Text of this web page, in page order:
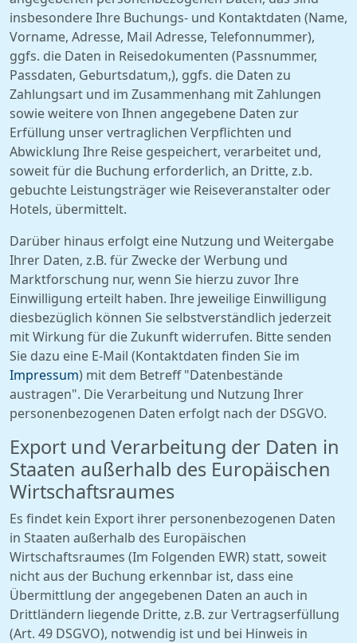
insbesondere Ihre Buchungs- und Kontaktdaten (Name,
Vorname, Adresse, Mail Adresse, Telefonnummer),
ggfs. die Daten in Reisedokumenten (Passnummer,
Passdaten, Geburtsdatum,), ggfs. die Daten zu
Zahlungsart und im Zusammenhang mit Zahlungen
sowie weitere von Ihnen angegebene Daten zur
Erfüllung unser vertraglichen Verpflichten und
Abwicklung Ihre Reise gespeichert, verarbeitet und,
soweit für die Buchung erforderlich, an Dritte, z.b.
gebuchte Leistungsträger wie Reiseveranstalter oder
Hotels, übermittelt.
Darüber hinaus erfolgt eine Nutzung und Weitergabe
Ihrer Daten, z.B. für Zwecke der Werbung und
Marktforschung nur, wenn Sie hierzu zuvor Ihre
Einwilligung erteilt haben. Ihre jeweilige Einwilligung
diesbezüglich können Sie selbstverständlich jederzeit
mit Wirkung für die Zukunft widerrufen. Bitte senden
Sie dazu eine E-Mail (Kontaktdaten finden Sie im
Impressum) mit dem Betreff "Datenbestände
austragen". Die Verarbeitung und Nutzung Ihrer
personenbezogenen Daten erfolgt nach der DSGVO.
Export und Verarbeitung der Daten in
Staaten außerhalb des Europäischen
Wirtschaftsraumes
Es findet kein Export ihrer personenbezogenen Daten
in Staaten außerhalb des Europäischen
Wirtschaftsraumes (Im Folgenden EWR) statt, soweit
nicht aus der Buchung erkennbar ist, dass eine
Übermittlung der angegebenen Daten an auch in
Drittländern liegende Dritte, z.B. zur Vertragserfüllung
(Art. 49 DSGVO), notwendig ist und bei Hinweis in